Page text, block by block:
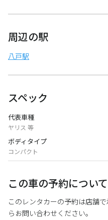
周辺の駅
八戸駅
スペック
代表車種
ヤリス 等
ボディタイプ
コンパクト
この車の予約について
このレンタカーの予約は店舗
らお問い合わせください。